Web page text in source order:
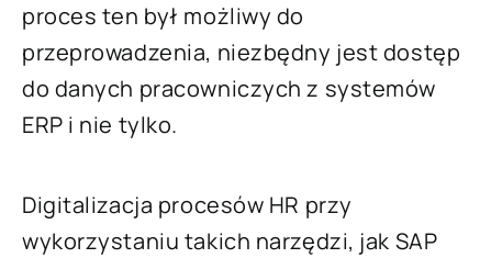
proces ten był możliwy do
przeprowadzenia, niezbędny jest dostęp
do danych pracowniczych z systemów
ERP i nie tylko.
Digitalizacja procesów HR przy
wykorzystaniu takich narzędzi, jak SAP